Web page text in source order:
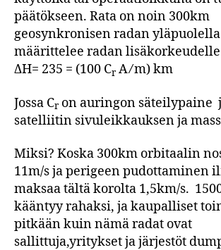
päätökseen. Rata on noin 300km
geosynkronisen radan
määrittelee radan
ΔH= 235 = (100 Cr A ⁄ m) km
Jossa Cr on auringon säteilypaine
satelliitin sivuleikkauksen ja
Miksi? Koska 300km orbitaalin
11m/s ja perigeen pudottaminen
maksaa tältä korolta 1,5km/s.
kääntyy rahaksi, ja kaupalliset
pitkään kuin nämä radat ovat
sallittuja,yritykset ja järjestöt